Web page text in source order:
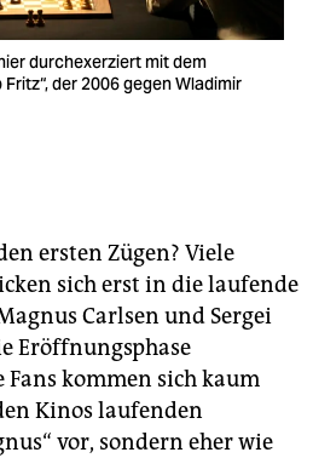
durchexerziert mit dem
der 2006 gegen Wladimir
ersten Zügen? Viele
sich erst in die laufende
Carlsen und Sergei
Eröffnungsphase
Fans kommen sich kaum
Kinos laufenden
vor, sondern eher wie